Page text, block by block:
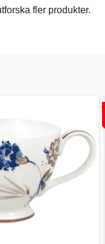
fler produkter.